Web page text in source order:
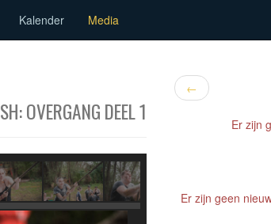
Kalender Media
SH: OVERGANG DEEL 1
←
Er zijn
Er zijn geen